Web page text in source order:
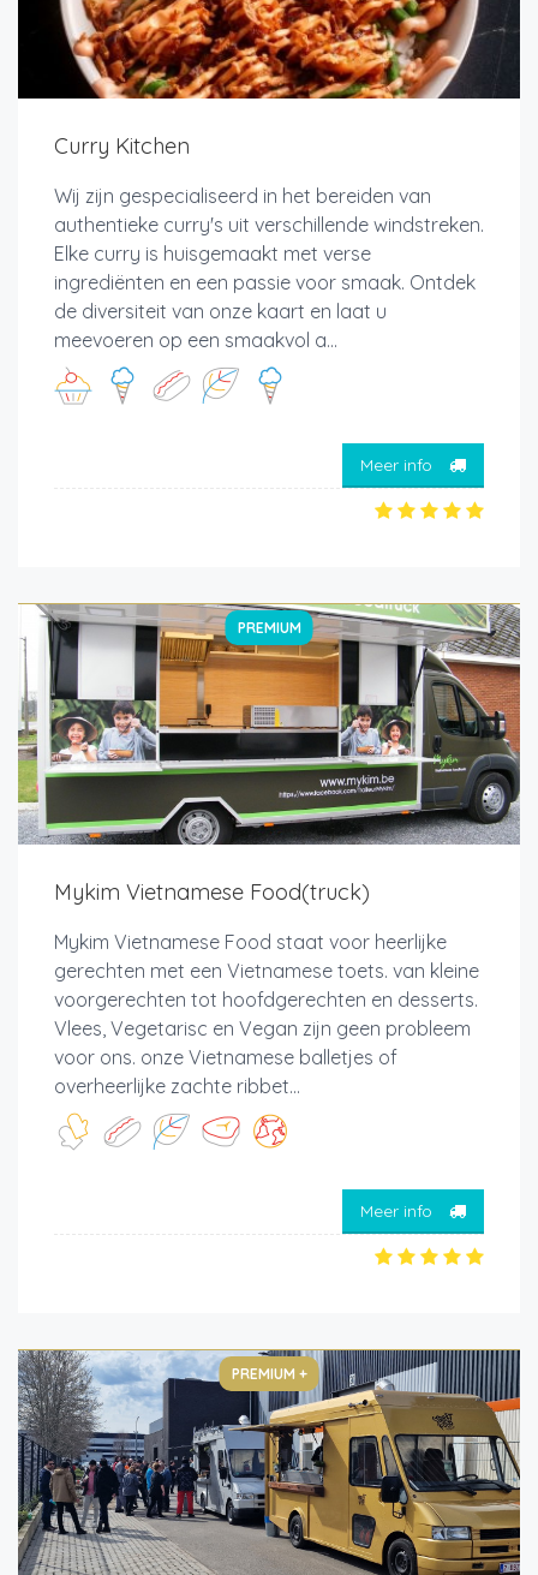
Curry Kitchen
Wij zijn gespecialiseerd in het bereiden van
authentieke curry's uit verschillende windstreken.
Elke curry is huisgemaakt met verse
ingrediënten en een passie voor smaak. Ontdek
de diversiteit van onze kaart en laat u
meevoeren op een smaakvol a...
Meer info
PREMIUM
Mykim Vietnamese Food(truck)
Mykim Vietnamese Food staat voor heerlijke
gerechten met een Vietnamese toets. van kleine
voorgerechten tot hoofdgerechten en desserts.
Vlees, Vegetarisc en Vegan zijn geen probleem
voor ons. onze Vietnamese balletjes of
overheerlijke zachte ribbet...
Meer info
PREMIUM +